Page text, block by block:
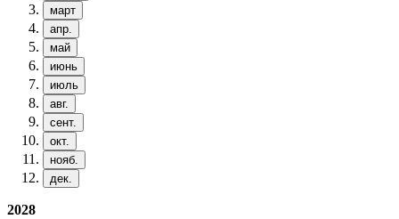
март
апр.
май
июнь
июль
авг.
сент.
окт.
нояб.
дек.
2028